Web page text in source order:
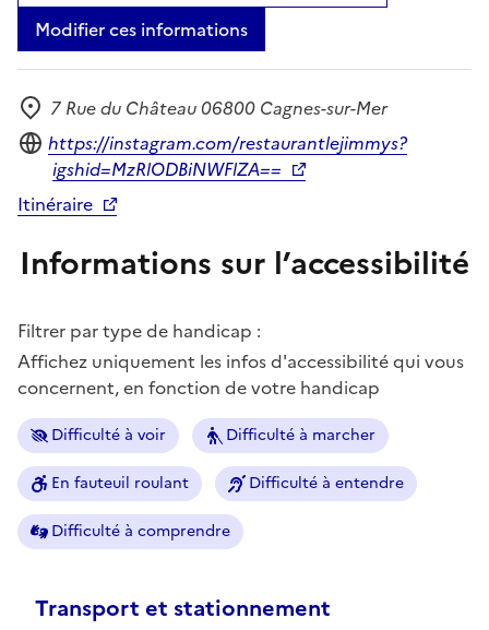
Modifier ces informations
Adresse
7 Rue du Château 06800 Cagnes-sur-Mer
Site internet
https://instagram.com/restaurantlejimmys?
igshid=MzRlODBiNWFlZA==
Itinéraire
Informations sur l’accessibilité
Filtrer par type de handicap :
Affichez uniquement les infos d'accessibilité qui vous
concernent, en fonction de votre handicap
Difficulté à voir Difficulté à marcher
En fauteuil roulant Difficulté à entendre
Difficulté à comprendre
Transport et stationnement